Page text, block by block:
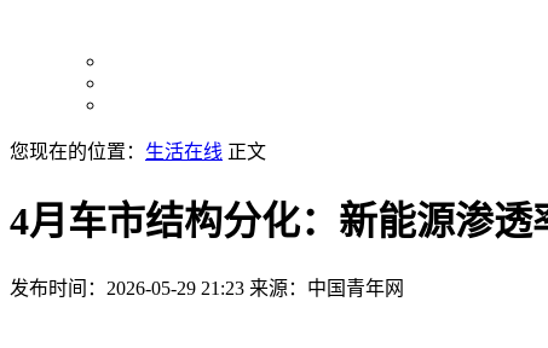
您现在的位置： 生活在线 正文
4月车市结构分化：新能源渗
发布时间：2026-05-29 21:23 来源：中国青年网